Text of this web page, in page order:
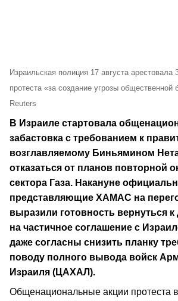
Израильская полиция 17 августа арестовала
протеста «за создание угрозы общественной
Reuters
В Израиле стартовала
забастовка с требованием к
возглавляемому Биньямином
отказаться от планов повторной
сектора Газа. Накануне
представляющие ХАМАС на
выразили готовность вернуться к
на частичное соглашение с
даже согласны снизить планку
поводу полного вывода войск
Израиля (ЦАХАЛ).
Общенациональные акции протеста